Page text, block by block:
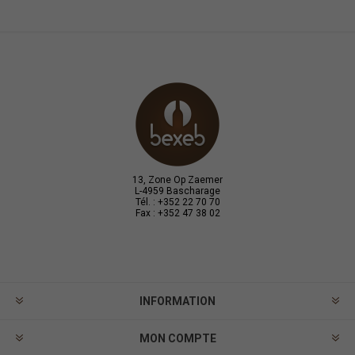
13, Zone Op Zaemer
L-4959 Bascharage
Tél. : +352 22 70 70
Fax : +352 47 38 02
INFORMATION
MON COMPTE